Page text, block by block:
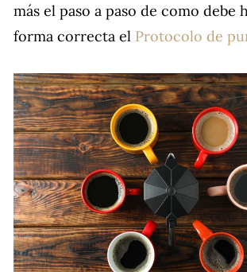
más el paso a paso de como debe
forma correcta el Protocolo de